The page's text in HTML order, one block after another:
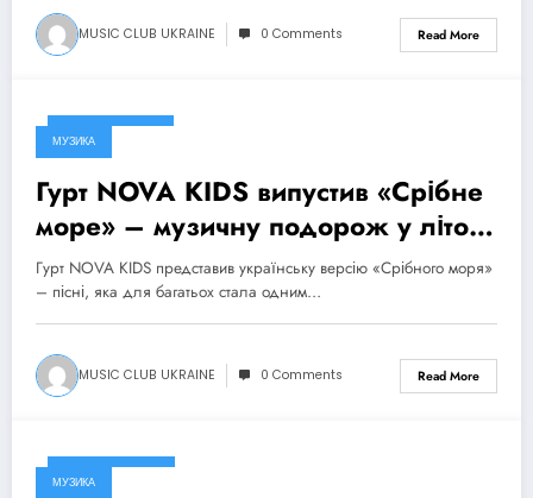
MUSIC CLUB UKRAINE 0 Comments Read More
4 Серпня, 2026
МУЗИКА
Гурт NOVA KIDS випустив «Срібне
море» – музичну подорож у літо
та безтурботні 2010-ті
Гурт NOVA KIDS представив українську версію «Срібного моря»
– пісні, яка для багатьох стала одним…
MUSIC CLUB UKRAINE 0 Comments Read More
3 Серпня, 2026
МУЗИКА